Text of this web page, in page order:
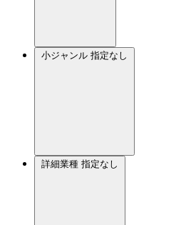
小ジャンル 指定なし
詳細業種 指定なし